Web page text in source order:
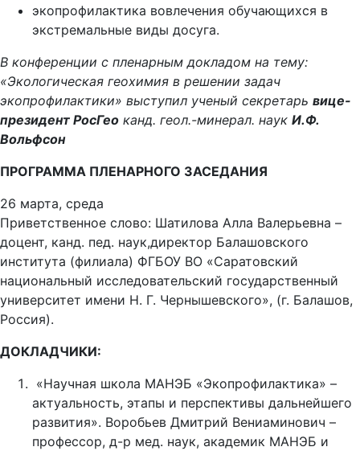
экопрофилактика вовлечения обучающихся в
экстремальные виды досуга.
В конференции с пленарным докладом на тему:
«Экологическая геохимия в решении задач
экопрофилактики» выступил ученый секретарь вице-
президент РосГео канд. геол.-минерал. наук И.Ф.
Вольфсон
ПРОГРАММА ПЛЕНАРНОГО ЗАСЕДАНИЯ
26 марта, среда
Приветственное слово: Шатилова Алла Валерьевна –
доцент, канд. пед. наук,директор Балашовского
института (филиала) ФГБОУ ВО «Саратовский
национальный исследовательский государственный
университет имени Н. Г. Чернышевского», (г. Балашов,
Россия).
ДОКЛАДЧИКИ:
«Научная школа МАНЭБ «Экопрофилактика» –
актуальность, этапы и перспективы дальнейшего
развития». Воробьев Дмитрий Вениаминович –
профессор, д-р мед. наук, академик МАНЭБ и